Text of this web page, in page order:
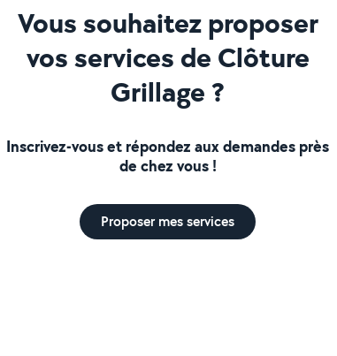
Vous souhaitez proposer
vos services de Clôture
Grillage ?
Inscrivez-vous et répondez aux demandes près
de chez vous !
Proposer mes services